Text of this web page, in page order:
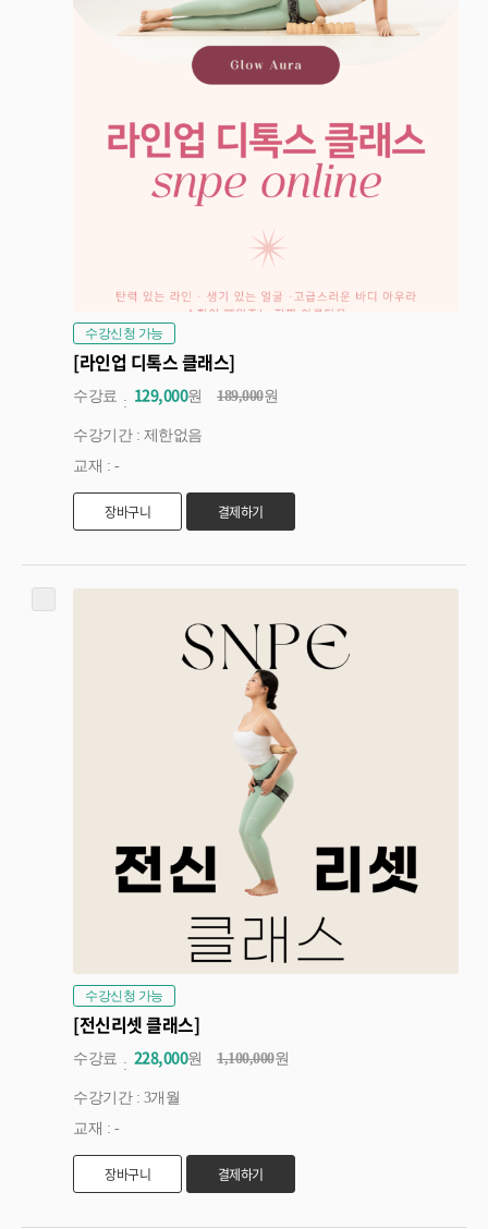
수강신청 가능
[라인업 디톡스 클래스]
수강료 129,000원 189,000원
수강기간 : 제한없음
교재 : -
장바구니 결제하기
수강신청 가능
[전신리셋 클래스]
수강료 228,000원 1,100,000원
수강기간 : 3개월
교재 : -
장바구니 결제하기